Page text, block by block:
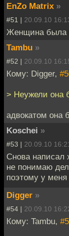
EnZo Matrix »
#51 | 20.09.10
Женщина была
Tambu »
#52 | 20.09.10
Кому: Digger,
> Неужели она
адвокатом она
Koschei »
#53 | 20.09.10
Снова написал
не понимаю
поэтому у
Digger »
#54 | 20.09.10
Кому: Tambu,